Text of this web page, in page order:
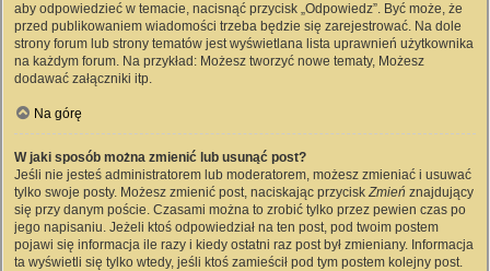
aby odpowiedzieć w temacie, nacisnąć przycisk „Odpowiedz”. Być może, że
przed publikowaniem wiadomości trzeba będzie się zarejestrować. Na dole
strony forum lub strony tematów jest wyświetlana lista uprawnień użytkownika
na każdym forum. Na przykład: Możesz tworzyć nowe tematy, Możesz
dodawać załączniki itp.
Na górę
W jaki sposób można zmienić lub usunąć post?
Jeśli nie jesteś administratorem lub moderatorem, możesz zmieniać i usuwać
tylko swoje posty. Możesz zmienić post, naciskając przyciskZmień znajdujący
się przy danym poście. Czasami można to zrobić tylko przez pewien czas po
jego napisaniu. Jeżeli ktoś odpowiedział na ten post, pod twoim postem
pojawi się informacja ile razy i kiedy ostatni raz post był zmieniany. Informacja
ta wyświetli się tylko wtedy, jeśli ktoś zamieścił pod tym postem kolejny post.